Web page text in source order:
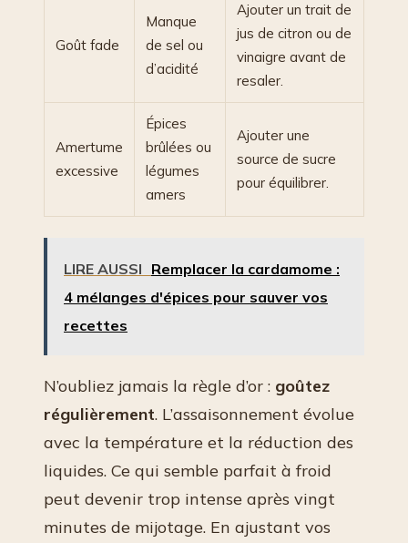
Goût fade
Manque
de sel ou
d’acidité
Ajouter un trait de
jus de citron ou de
vinaigre avant de
resaler.
Amertume
excessive
Épices
brûlées ou
légumes
amers
Ajouter une
source de sucre
pour équilibrer.
LIRE AUSSI Remplacer la cardamome :
4 mélanges d'épices pour sauver vos
recettes
N’oubliez jamais la règle d’or : goûtez
régulièrement. L’assaisonnement évolue
avec la température et la réduction des
liquides. Ce qui semble parfait à froid
peut devenir trop intense après vingt
minutes de mijotage. En ajustant vos